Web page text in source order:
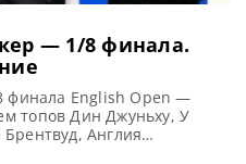
— 1/8 финала.
финала English Open —
топов Дин Джуньху, У
Англия
1/8 финала English